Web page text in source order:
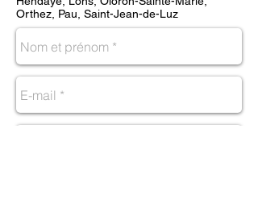
Orthez, Pau, Saint-Jean-de-Luz